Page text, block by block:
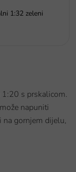
1:32 zeleni
s prskalicom.
napuniti
na gornjem dijelu,